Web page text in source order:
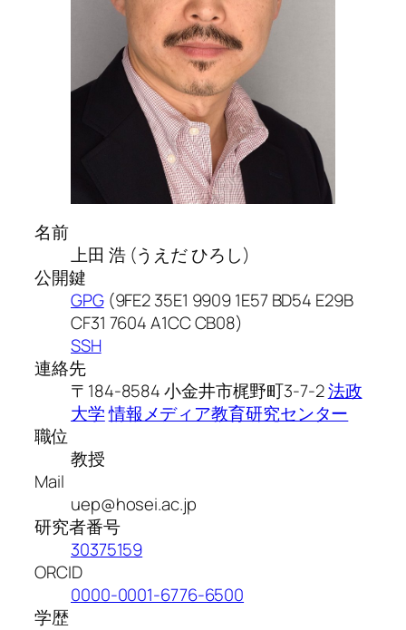
名前
上田 浩 (うえだ ひろし)
公開鍵
GPG(9FE2 35E1 9909 1E57 BD54 E29B
CF31 7604 A1CC CB08)
SSH
連絡先
〒184-8584 小金井市梶野町3-7-2法政
大学情報メディア教育研究センター
職位
教授
Mail
uep@hosei.ac.jp
研究者番号
30375159
ORCID
0000-0001-6776-6500
学歴